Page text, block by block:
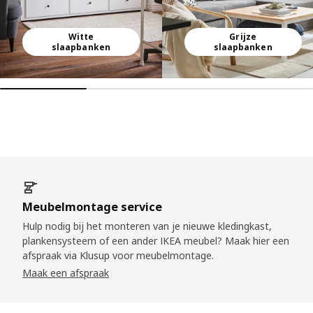
Witte
slaapbanken
Grijze
slaapbanken
Meubelmontage service
Hulp nodig bij het monteren van je nieuwe kledingkast,
plankensysteem of een ander IKEA meubel? Maak hier een
afspraak via Klusup voor meubelmontage.
Maak een afspraak